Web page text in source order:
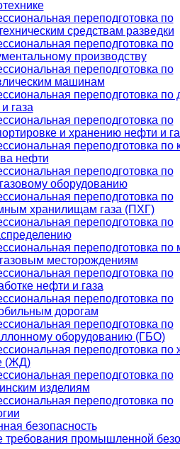
переподготовка по
средствам разведки
переподготовка по
производству
переподготовка по
машинам
переподготовка по
газа
переподготовка по
и хранению нефти и
переподготовка по
нефти
переподготовка по
оборудованию
переподготовка по
хранилищам газа (ПХГ)
переподготовка по
переподготовка по
месторождениям
переподготовка по
нефти и газа
переподготовка по
дорогам
переподготовка по
оборудованию (ГБО)
переподготовка по
(ЖД)
переподготовка по
изделиям
переподготовка по
безопасность
промышленной